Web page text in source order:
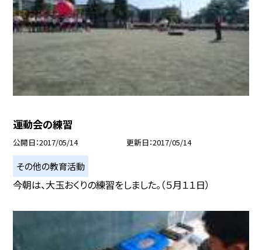
運動会の練習
公開日 2017/05/14 更新日 2017/05/14
その他の教育活動
今朝は、大玉おくりの練習をしました。（５月１１日）